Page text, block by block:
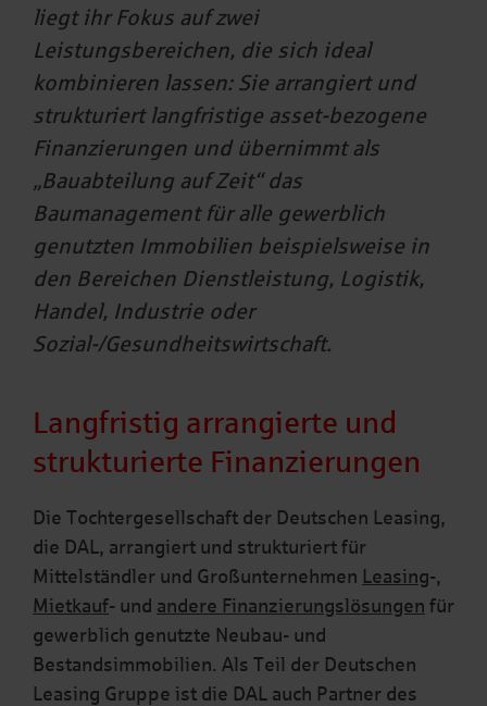
liegt ihr Fokus auf zwei
Leistungsbereichen, die sich ideal
kombinieren lassen: Sie arrangiert und
strukturiert langfristige asset-bezogene
Finanzierungen und übernimmt als
„Bauabteilung auf Zeit“ das
Baumanagement für alle gewerblich
genutzten Immobilien beispielsweise in
den Bereichen Dienstleistung, Logistik,
Handel, Industrie oder
Sozial-/Gesundheitswirtschaft.
Langfristig arrangierte und
strukturierte Finanzierungen
Die Tochtergesellschaft der Deutschen Leasing,
die DAL, arrangiert und strukturiert für
Mittelständler und Großunternehmen Leasing-,
Mietkauf- und andere Finanzierungslösungen für
gewerblich genutzte Neubau- und
Bestandsimmobilien. Als Teil der Deutschen
Leasing Gruppe ist die DAL auch Partner des